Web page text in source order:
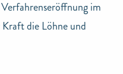
im
die Löhne und